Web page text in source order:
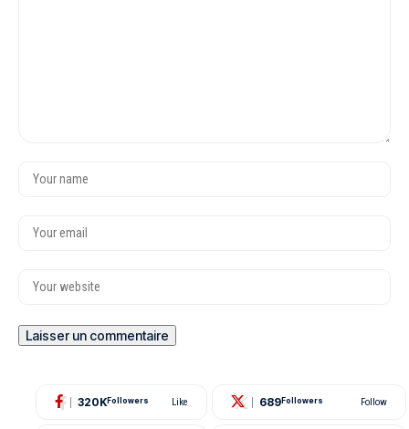
320K Followers Like 689 Followers Follow